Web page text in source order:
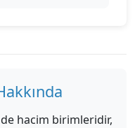
hacim birimleridir,